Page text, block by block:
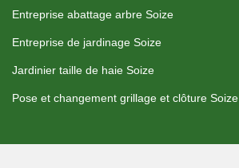
Entreprise abattage arbre Soize
Entreprise de jardinage Soize
Jardinier taille de haie Soize
Pose et changement grillage et clôture Soize